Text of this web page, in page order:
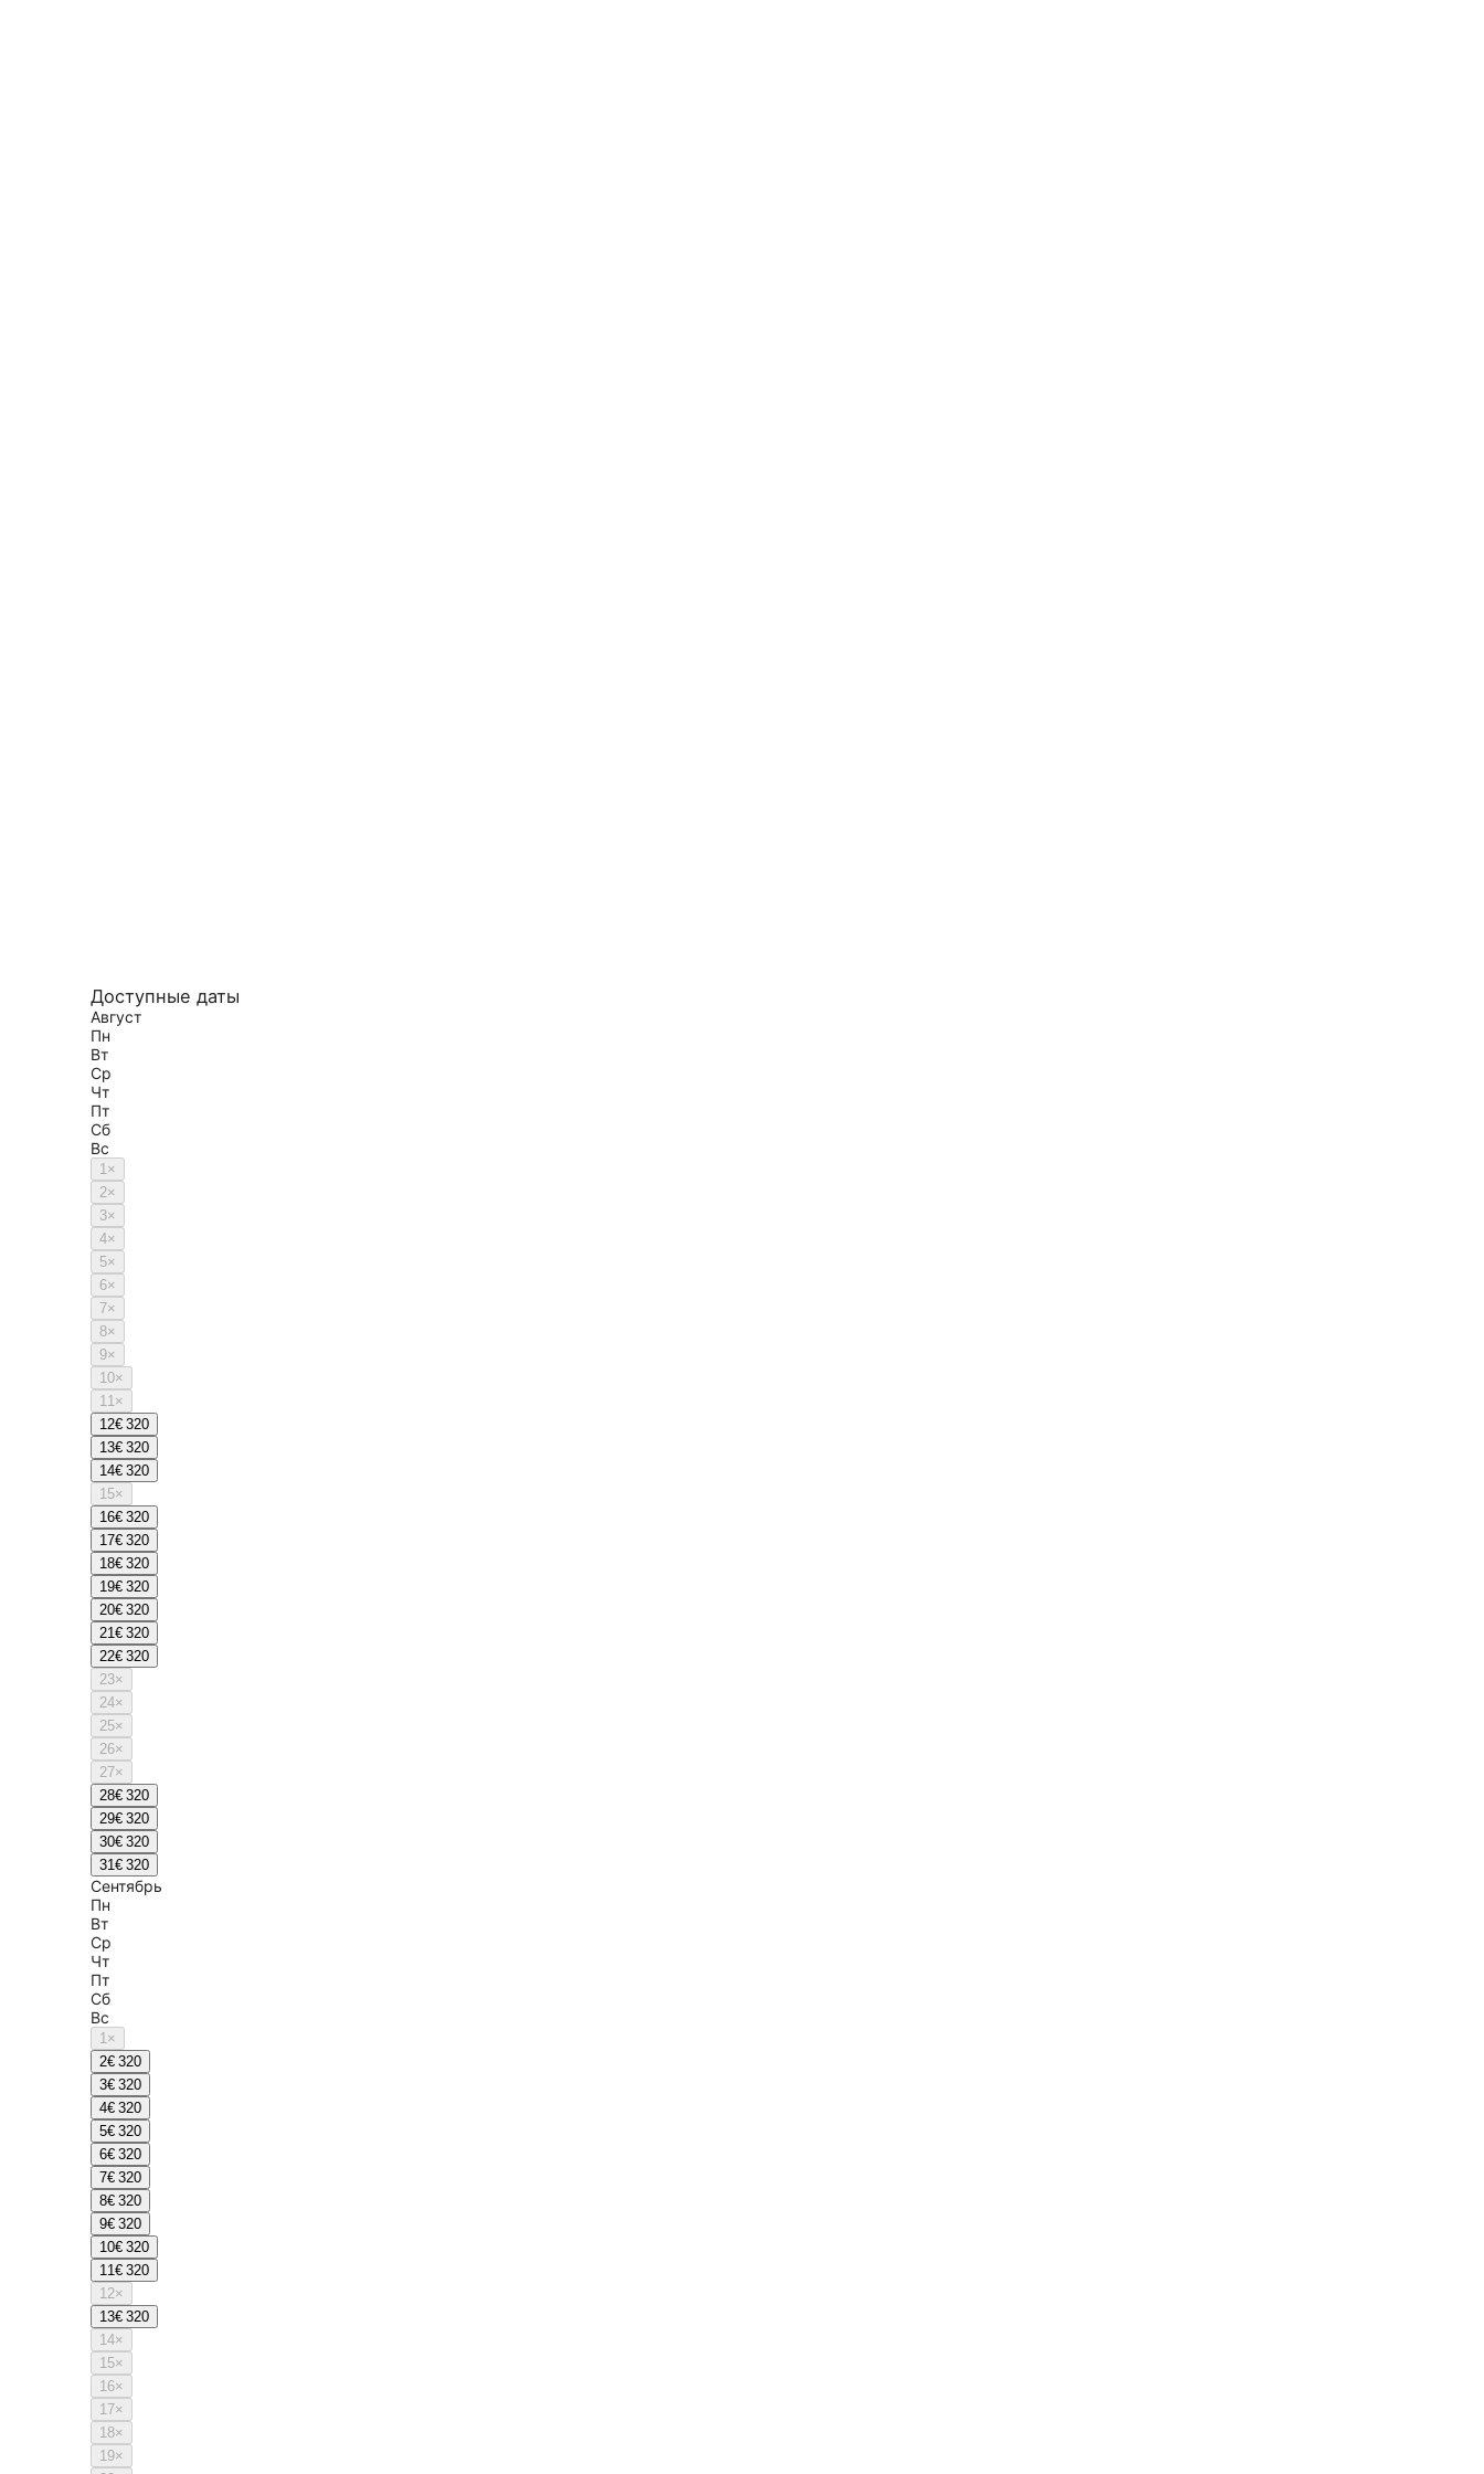
Доступные даты
Август
Пн
Вт
Ср
Чт
Пт
Сб
Вс
1×
2×
3×
4×
5×
6×
7×
8×
9×
10×
11×
12€ 320
13€ 320
14€ 320
15×
16€ 320
17€ 320
18€ 320
19€ 320
20€ 320
21€ 320
22€ 320
23×
24×
25×
26×
27×
28€ 320
29€ 320
30€ 320
31€ 320
Сентябрь
Пн
Вт
Ср
Чт
Пт
Сб
Вс
1×
2€ 320
3€ 320
4€ 320
5€ 320
6€ 320
7€ 320
8€ 320
9€ 320
10€ 320
11€ 320
12×
13€ 320
14×
15×
16×
17×
18×
19×